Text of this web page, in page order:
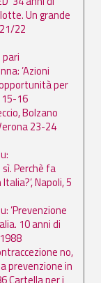
Un grande
22
’Azioni
per
15-16
Bolzano
23-24
Perchè fa
Napoli, 5
’Prevenzione
10 anni di
no,
prevenzione in
Cartella per i